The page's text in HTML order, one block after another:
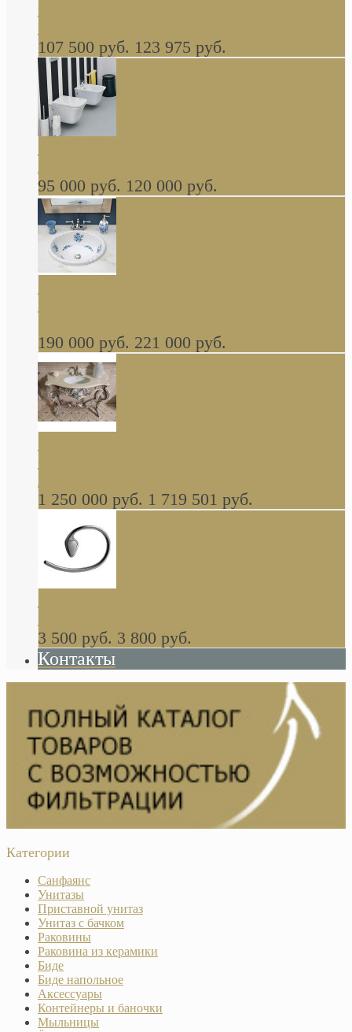
керамическая мойка 1160 x 510 мм белая,
серая, черная, бежевая В НАЛИЧИИ
107 500 руб. 123 975 руб.
навесное КОМПЛЕКТ
95 000 руб. 120 000 руб.
Decorated Bathroom раковина овальная
встраиваемая для ванной с рисунком синяя
роза В НАЛИЧИИ
190 000 руб. 221 000 руб.
стиле барокко, из массива дерева, светло
коричневый матовый окрас + серебро
1 250 000 руб. 1 719 501 руб.
Khala Colombo аксессуары (серия) В
НАЛИЧИИ
3 500 руб. 3 800 руб.
Контакты
Категории
Санфаянс
Унитазы
Приставной унитаз
Унитаз с бачком
Раковины
Раковина из керамики
Биде
Биде напольное
Аксессуары
Контейнеры и баночки
Мыльницы